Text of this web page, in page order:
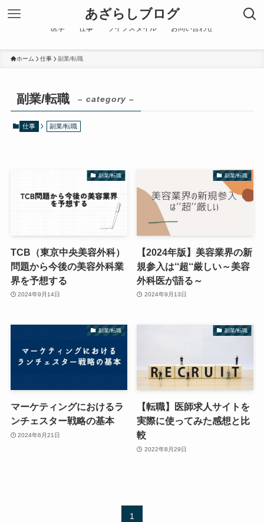
あざらしブログ
医学 仕事 ライフスタイル お問い合わせ
ホーム 仕事 副業/転職
副業/転職 – category –
仕事 副業/転職
副業/転職
TCB（東京中央美容外科）
問題から今後の美容外科業
界を予想する
2024年9月14日
副業/転職
【2024年版】美容業界の新
規参入は‘‘超‘‘厳しい～美容
外科医が語る～
2024年9月13日
副業/転職
マーケティングにおけるラ
ンチェスター戦略の基本
2024年6月21日
副業/転職
【転職】医師求人サイトを
実際に使ってみた感想と比
較
2022年8月29日
1